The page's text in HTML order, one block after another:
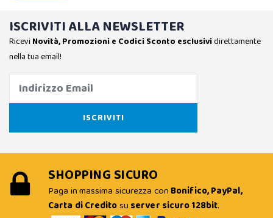
ISCRIVITI ALLA NEWSLETTER
Ricevi Novità, Promozioni e Codici Sconto esclusividirettamente
nella tua email!
SHOPPING SICURO
Paga in massima sicurezza con Bonifico, PayPal,
Carta di Creditosu server sicuro 128bit.